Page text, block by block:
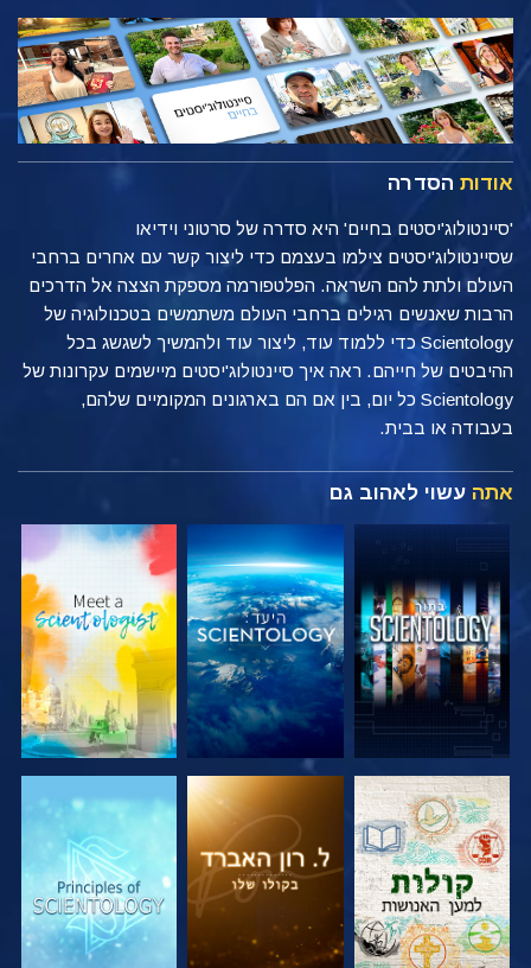
אודות הסדרה
'סיינטולוג'יסטים בחיים' היא סדרה של סרטוני וידיאו
שסיינטולוג'יסטים צילמו בעצמם כדי ליצור קשר עם אחרים ברחבי
העולם ולתת להם השראה. הפלטפורמה מספקת הצצה אל הדרכים
הרבות שאנשים רגילים ברחבי העולם משתמשים בטכנולוגיה של
Scientology כדי ללמוד עוד, ליצור עוד ולהמשיך לשגשג בכל
ההיבטים של חייהם. ראה איך סיינטולוג'יסטים מיישמים עקרונות של
Scientology כל יום, בין אם הם בארגונים המקומיים שלהם,
בעבודה או בבית.
אתה עשוי לאהוב גם
בדוק את הסדרה בדוק את הסדרה בדוק את הסדרה